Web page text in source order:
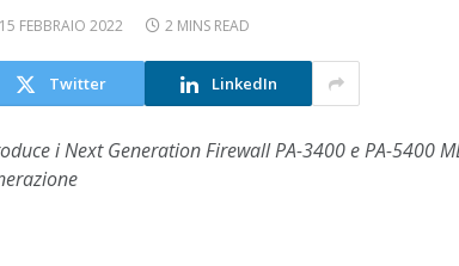
15 FEBBRAIO 2022 2 MINS READ
Twitter LinkedIn
i Next Generation Firewall PA-3400 e PA-5400